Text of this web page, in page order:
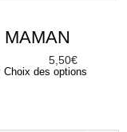
MAMAN
5,50€
Choix des options